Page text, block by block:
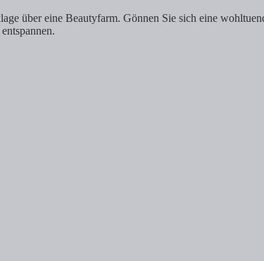
über eine Beautyfarm. Gönnen Sie sich eine